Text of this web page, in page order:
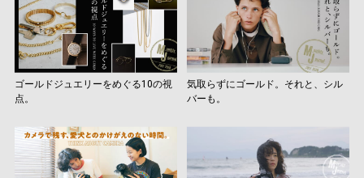
ゴールドジュエリーをめぐる10の視
点。
気取らずにゴールド。それと、シル
バーも。